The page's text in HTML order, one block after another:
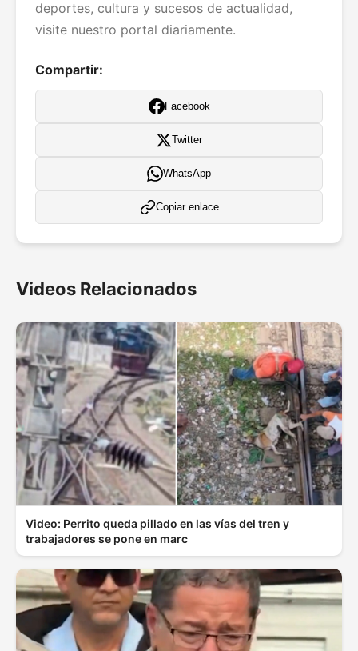
deportes, cultura y sucesos de actualidad,
visite nuestro portal diariamente.
Compartir:
Facebook
Twitter
WhatsApp
Copiar enlace
Videos Relacionados
Video: Perrito queda pillado en las vías del tren y
trabajadores se pone en marc